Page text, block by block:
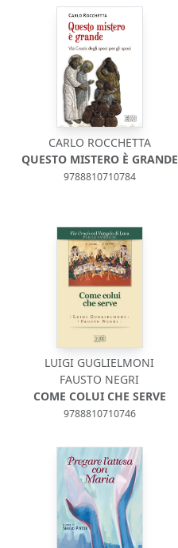
CARLO ROCCHETTA
QUESTO MISTERO È GRANDE
9788810710784
LUIGI GUGLIELMONI
FAUSTO NEGRI
COME COLUI CHE SERVE
9788810710746